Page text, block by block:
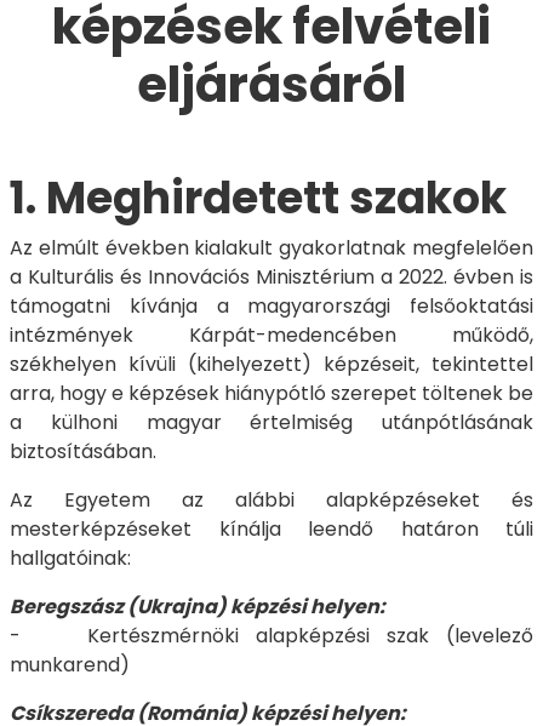
képzések felvételi
eljárásáról
1. Meghirdetett szakok
Az elmúlt években kialakult gyakorlatnak megfelelően
a Kulturális és Innovációs Minisztérium a 2022. évben is
támogatni kívánja a magyarországi felsőoktatási
intézmények Kárpát-medencében működő,
székhelyen kívüli (kihelyezett) képzéseit, tekintettel
arra, hogy e képzések hiánypótló szerepet töltenek be
a külhoni magyar értelmiség utánpótlásának
biztosításában.
Az Egyetem az alábbi alapképzéseket és
mesterképzéseket kínálja leendő határon túli
hallgatóinak:
Beregszász (Ukrajna) képzési helyen:
- Kertészmérnöki alapképzési szak (levelező
munkarend)
Csíkszereda (Románia) képzési helyen: